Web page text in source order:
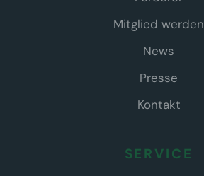
Mitglied werden
News
Presse
Kontakt
SERVICE